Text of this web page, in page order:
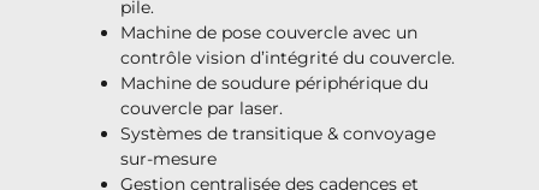
pile.
Machine de pose couvercle avec un
contrôle vision d’intégrité du couvercle.
Machine de soudure périphérique du
couvercle par laser.
Systèmes de transitique & convoyage
sur-mesure
Gestion centralisée des cadences et